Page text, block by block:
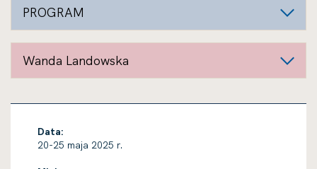
PROGRAM
Wanda Landowska
Data:
20-25 maja 2025 r.